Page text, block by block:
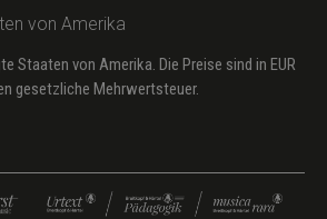
von Amerika
Staaten von Amerika. Die Preise sind in EUR
gesetzliche Mehrwertsteuer.